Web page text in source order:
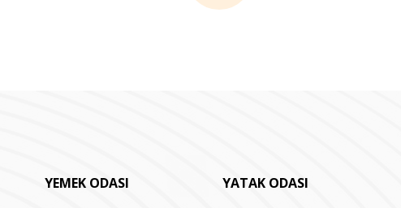
YEMEK ODASI YATAK ODASI